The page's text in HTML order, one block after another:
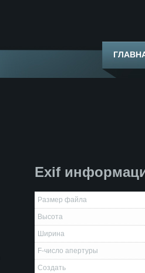
Exif
Размер файла
Высота
Ширина
F-число апертуры
Создать